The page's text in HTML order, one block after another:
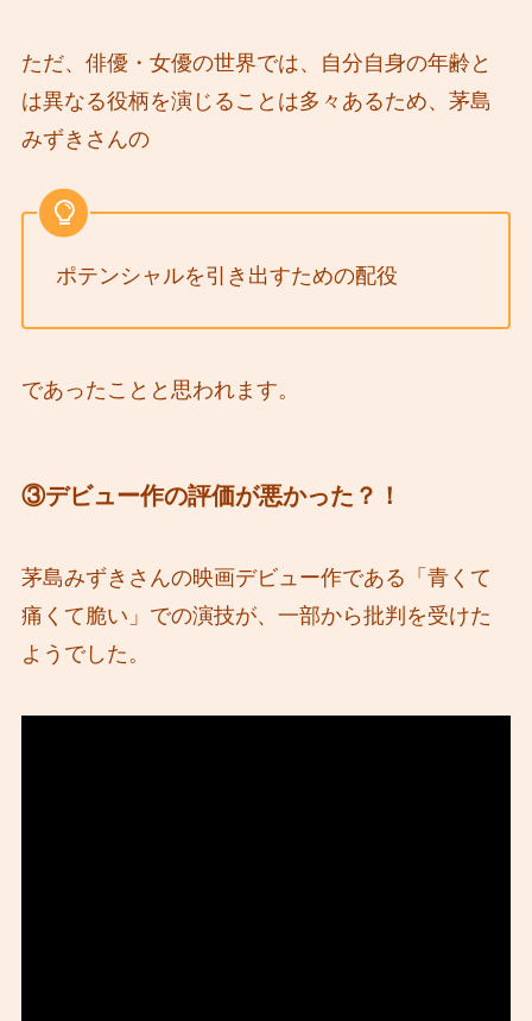
ただ、俳優・女優の世界では、自分自身の年齢と
は異なる役柄を演じることは多々あるため、茅島
みずきさんの
ポテンシャルを引き出すための配役
であったことと思われます。
③デビュー作の評価が悪かった？！
茅島みずきさんの映画デビュー作である「青くて
痛くて脆い」での演技が、一部から批判を受けた
ようでした。